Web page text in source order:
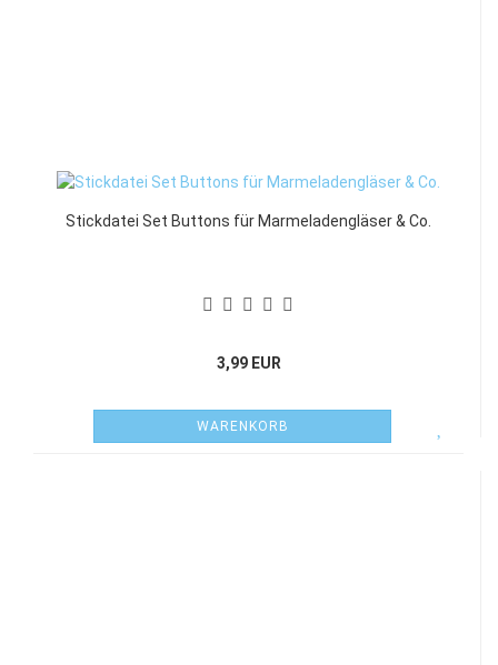
Stickdatei Set Buttons für Marmeladengläser & Co.
3,99 EUR
WARENKORB